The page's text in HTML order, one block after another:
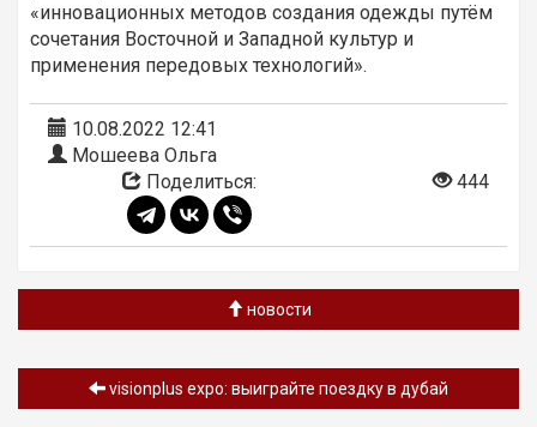
«инновационных методов создания одежды путём
сочетания Восточной и Западной культур и
применения передовых технологий».
10.08.2022 12:41
Мошеева Ольга
Поделиться:
444
новости
visionplus expo: выиграйте поездку в дубай